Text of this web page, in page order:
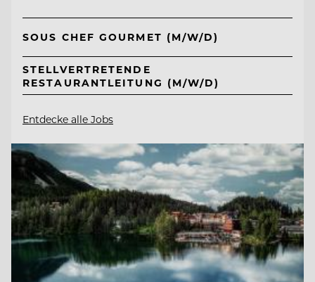
SOUS CHEF GOURMET (M/W/D)
STELLVERTRETENDE
RESTAURANTLEITUNG (M/W/D)
Entdecke alle Jobs